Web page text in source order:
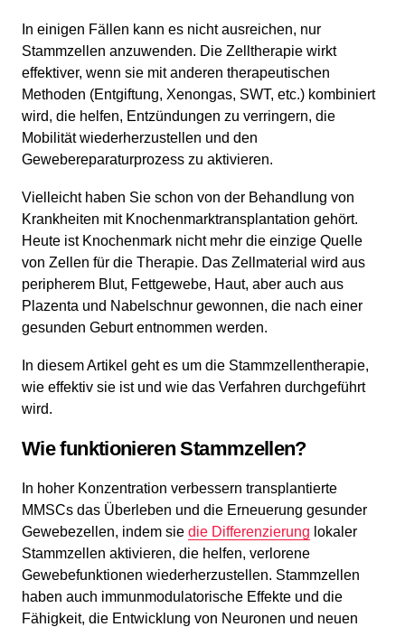
In einigen Fällen kann es nicht ausreichen, nur
Stammzellen anzuwenden. Die Zelltherapie wirkt
effektiver, wenn sie mit anderen therapeutischen
Methoden (Entgiftung, Xenongas, SWT, etc.) kombiniert
wird, die helfen, Entzündungen zu verringern, die
Mobilität wiederherzustellen und den
Gewebereparaturprozess zu aktivieren.
Vielleicht haben Sie schon von der Behandlung von
Krankheiten mit Knochenmarktransplantation gehört.
Heute ist Knochenmark nicht mehr die einzige Quelle
von Zellen für die Therapie. Das Zellmaterial wird aus
peripherem Blut, Fettgewebe, Haut, aber auch aus
Plazenta und Nabelschnur gewonnen, die nach einer
gesunden Geburt entnommen werden.
In diesem Artikel geht es um die Stammzellentherapie,
wie effektiv sie ist und wie das Verfahren durchgeführt
wird.
Wie funktionieren Stammzellen?
In hoher Konzentration verbessern transplantierte
MMSCs das Überleben und die Erneuerung gesunder
Gewebezellen, indem sie die Differenzierung lokaler
Stammzellen aktivieren, die helfen, verlorene
Gewebefunktionen wiederherzustellen. Stammzellen
haben auch immunmodulatorische Effekte und die
Fähigkeit, die Entwicklung von Neuronen und neuen